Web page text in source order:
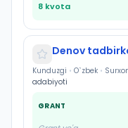
8 kvota
Denov
Kunduzgi • O`zbek •
adabiyoti
GRANT